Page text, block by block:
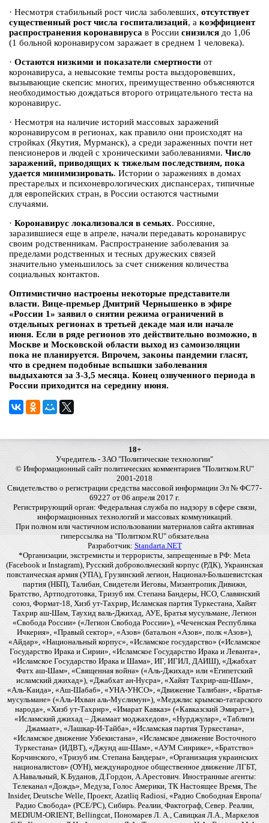
· Несмотря стабильный рост числа заболевших, отсутствует
существенный рост числа госпитализаций, а коэффициент
распространения коронавируса в России снизился до 1,06
(1 больной коронавирусом заражает в среднем 1 человека).
· Остаются низкими и показатели смертности от
коронавируса, а невысокие темпы роста выздоровевших,
вызывающие скепсис многих, преимущественно объясняются
необходимостью дождаться второго отрицательного теста на
коронавирус.
· Несмотря на наличие историй массовых заражений
коронавирусом в регионах, как правило они происходят на
стройках (Якутия, Мурманск), а среди зараженных почти нет
пенсионеров и людей с хроническими заболеваниями. Число
заражений, приводящих к тяжелым последствиям, пока
удается минимизировать. Истории о заражениях в домах
престарелых и психоневрологических диспансерах, типичные
для европейских стран, в России остаются частными
случаями.
· Коронавирус локализовался в семьях. Россияне,
заразившиеся еще в апреле, начали передавать коронавирус
своим родственникам. Распространение заболевания за
пределами родственных и тесных дружеских связей
значительно уменьшилось за счет снижения количества
социальных контактов.
Оптимистично настроены некоторые представители
власти. Вице-премьер Дмитрий Чернышенко в эфире
«России 1» заявил о снятии режима ограничений в
отдельных регионах в третьей декаде мая или начале
июня. Если в ряде регионов это действительно возможно, в
Москве и Московской области выход из самоизоляции
пока не планируется. Впрочем, законы пандемии гласят,
что в среднем подобные вспышки заболевания
выдыхаются за 3-3,5 месяца. Конец озвученного периода в
России приходится на середину июня.
18+
Учредитель - ЗАО "Политические технологии"
© Информационный сайт политических комментариев "Политком.RU"
2001-2018
Свидетельство о регистрации средства массовой информации Эл № ФС77-
69227 от 06 апреля 2017 г.
Регистрирующий орган: Федеральная служба по надзору в сфере связи,
информационных технологий и массовых коммуникаций.
При полном или частичном использовании материалов сайта активная
гиперссылка на "Политком.RU" обязательна
Разработчик: Standarta.NET
*Организации, экстремисты и террористы, запрещенные в РФ: Meta
(Facebook и Instagram), Русский добровольческий корпус (РДК), Украинская
повстанческая армия (УПА), Грузинский легион, Национал-Большевистская
партия (НБП), Талибан, Свидетели Иеговы, Мизантропик Дивижн,
Братство, Артподготовка, Тризуб им. Степана Бандеры, НСО, Славянский
союз, Формат-18, Хизб ут-Тахрир, Исламская партия Туркестана, Хайят
Тахрир аш-Шам, Таухид валь-Джихад, АУЕ, Братья мусульмане, Легион
«Свобода России» («Легион Свобода России»), «Чеченская Республика
Ичкерия», «Правый сектор», «Азов» (батальон «Азов», полк «Азов»),
«Айдар», «Национальный корпус», «Исламское государство» («Исламское
Государство Ирака и Сирии», «Исламское Государство Ирака и Леванта»,
«Исламское Государство Ирака и Шама», ИГ, ИГИЛ, ДАИШ), «Джабхат
Фатх аш-Шам», «Священная война» («Аль-Джихад» или «Египетский
исламский джихад»), «Джабхат ан-Нусра», «Хайят Тахрир-аш-Шам»,
«Аль-Каида», «Аш-Шабаб», «УНА-УНСО», «Движение Талибан», «Братья-
мусульмане» («Аль-Ихван аль-Муслимун»), «Меджлис крымско-татарского
народа», «Хизб ут-Тахрир», «Имарат Кавказ» («Кавказский Эмират»),
«Исламский джихад – Джамаат моджахедов», «Нурджулар», «Таблиги
Джамаат», «Лашкар-И-Тайба», «Исламская партия Туркестана»,
«Исламское движение Узбекистана», «Исламское движение Восточного
Туркестана» (ИДВТ), «Джунд аш-Шам», «АУМ Синрике», «Братство»
Корчинского, «Тризуб им. Степана Бандеры», «Организация украинских
националистов» (ОУН), международное общественное движение ЛГБТ,
А.Навальный, К.Буданов, Д.Гордон, А.Арестович. Иностранные агенты:
Телеканал «Дождь», Медуза, Голос Америки, ТК Настоящее Время, The
Insider, Deutsche Welle, Проект, Azatliq Radiosi, «Радио Свободная Европа/
Радио Свобода» (PCE/PC), Сибирь. Реалии, Фактограф, Север. Реалии,
MEDIUM-ORIENT, Bellingcat, Пономарев Л. А., Савицкая Л.А., Маркелов